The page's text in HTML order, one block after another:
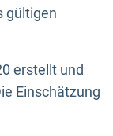
gültigen
erstellt und
Einschätzung